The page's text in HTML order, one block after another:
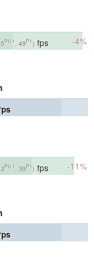
P0.1, 49P1)fps -4%
P0.1 , 39P1)fps -11%